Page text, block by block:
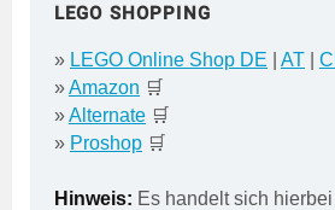
LEGO SHOPPING
» LEGO Online Shop DE AT
»Amazon 🛒
»Alternate 🛒
» Proshop 🛒
Hinweis: Es handelt sich